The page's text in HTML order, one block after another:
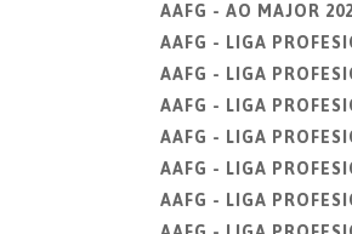
AAFG - AO MAJOR
AAFG - LIGA
AAFG - LIGA
AAFG - LIGA
AAFG - LIGA
AAFG - LIGA
AAFG - LIGA